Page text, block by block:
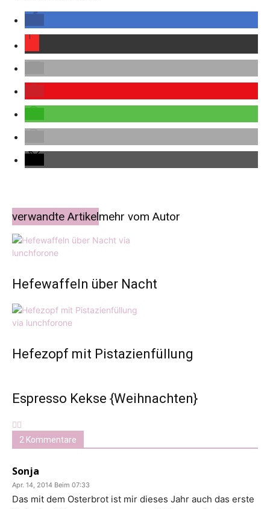
verwandte Artikelmehr vom Autor
Hefewaffeln über Nacht
Hefezopf mit Pistazienfüllung
Espresso Kekse {Weihnachten}
2 Kommentare
Sonja
Apr. 14, 2014 Beim 07:33
Das mit dem Osterbrot ist mir dieses Jahr auch das erste